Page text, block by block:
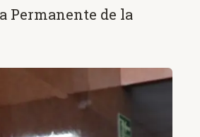
Permanente de la